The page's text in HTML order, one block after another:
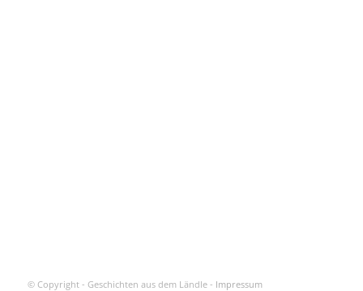
© Copyright - Geschichten aus dem Ländle - Impressum